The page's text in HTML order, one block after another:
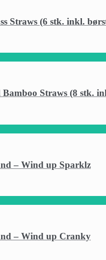
Straws (6 stk. inkl.
Straws (8 stk.
– Wind up Sparklz
– Wind up Cranky